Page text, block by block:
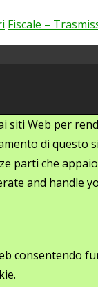
Fiscale –
siti Web per
di
parti che
and handle
consentendo